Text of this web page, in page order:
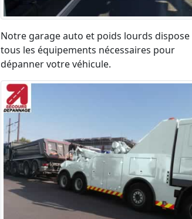
Notre garage auto et poids lourds dispose
tous les équipements nécessaires pour
dépanner votre véhicule.